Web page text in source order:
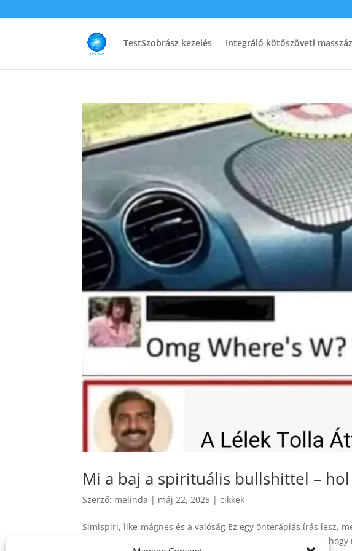
TestSzobrász kezelés Integráló kötőszöveti
Mi a baj a spirituális bullshittel –
Szerző: melinda | máj 22, 2025 |cikkek
Simispiri, like-mágnes és a valóság Ez egy önterápiás írás lesz,
kellett beszélgetnem róla magammal. Felhívom a figyelmet,